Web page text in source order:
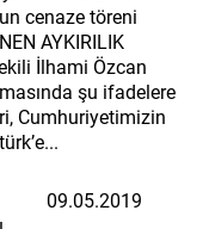
cenaze töreni
AYKIRILIK
İlhami Özcan
şu ifadelere
Cumhuriyetimizin
09.05.2019